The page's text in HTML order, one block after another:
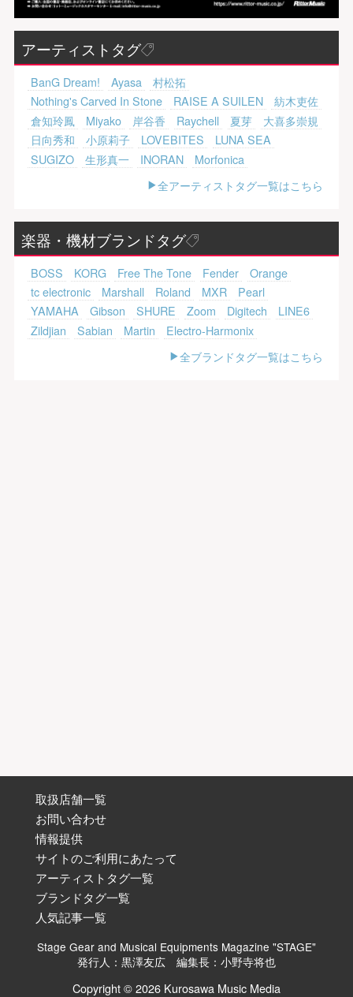
アーティストタグ
BanG Dream! Ayasa
村松拓
Nothing's Carved In Stone
RAISE A SUILEN
紡木吏佐
倉知玲鳳
Miyako 岸谷香 Raychell 夏芽
大喜多崇規
日向秀和
小原莉子 LOVEBITES
LUNA SEA
SUGIZO
生形真一 INORAN
Morfonica
全アーティストタグ一覧はこちら
楽器・機材ブランドタグ
BOSS KORG Free The Tone Fender
Orange
tc electronic
Marshall Roland MXR
Pearl
YAMAHA
Gibson SHURE Zoom Digitech
LINE6
Zildjian
Sabian Martin
Electro-Harmonix
全ブランドタグ一覧はこちら
取扱店舗一覧
お問い合わせ
情報提供
サイトのご利用にあたって
アーティストタグ一覧
ブランドタグ一覧
人気記事一覧
Stage Gear and Musical Equipments Magazine "STAGE"
発行人：黒澤友広 編集長：小野寺将也
Copyright © 2026 Kurosawa Music Media